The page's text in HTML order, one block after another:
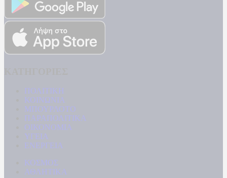
ΠΟΛΙΤΙΚΗ
ΚΟΙΝΩΝΙΑ
ΜΠΟΥΡΛΟΤΟ
ΠΑΡΑΠΟΛΙΤΙΚΑ
ΟΙΚΟΝΟΜΙΑ
ΥΓΕΙΑ
ΕΝΕΡΓΕΙΑ
ΚΟΣΜΟΣ
ΑΘΛΗΤΙΚΑ